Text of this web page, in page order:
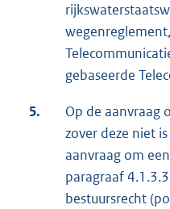
gebaseerde
5.
Op de aanvraag
zover deze niet
aanvraag om
paragraaf
bestuursrecht